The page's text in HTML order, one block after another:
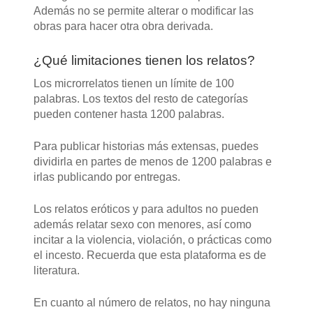
Además no se permite alterar o modificar las
obras para hacer otra obra derivada.
¿Qué limitaciones tienen los relatos?
Los microrrelatos tienen un límite de 100
palabras. Los textos del resto de categorías
pueden contener hasta 1200 palabras.
Para publicar historias más extensas, puedes
dividirla en partes de menos de 1200 palabras e
irlas publicando por entregas.
Los relatos eróticos y para adultos no pueden
además relatar sexo con menores, así como
incitar a la violencia, violación, o prácticas como
el incesto. Recuerda que esta plataforma es de
literatura.
En cuanto al número de relatos, no hay ninguna